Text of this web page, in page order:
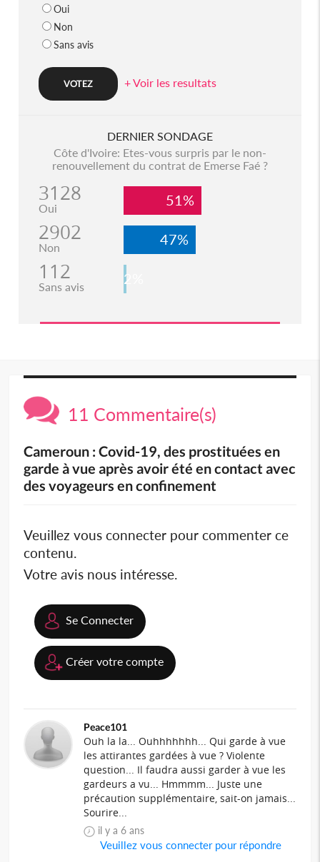
Oui
Non
Sans avis
+ Voir les resultats
DERNIER SONDAGE
Côte d'Ivoire: Etes-vous surpris par le non-
renouvellement du contrat de Emerse Faé ?
3128
Oui 51%
2902
Non 47%
112
Sans avis 2%
11 Commentaire(s)
Cameroun : Covid-19, des prostituées en
garde à vue après avoir été en contact avec
des voyageurs en confinement
Veuillez vous connecter pour commenter ce
contenu.
Votre avis nous intéresse.
Se Connecter
Créer votre compte
Peace101
Ouh la la... Ouhhhhhhh... Qui garde à vue
les attirantes gardées à vue ? Violente
question... Il faudra aussi garder à vue les
gardeurs a vu... Hmmmm... Juste une
précaution supplémentaire, sait-on jamais...
Sourire...
il y a 6 ans
Veuillez vous connecter pour répondre